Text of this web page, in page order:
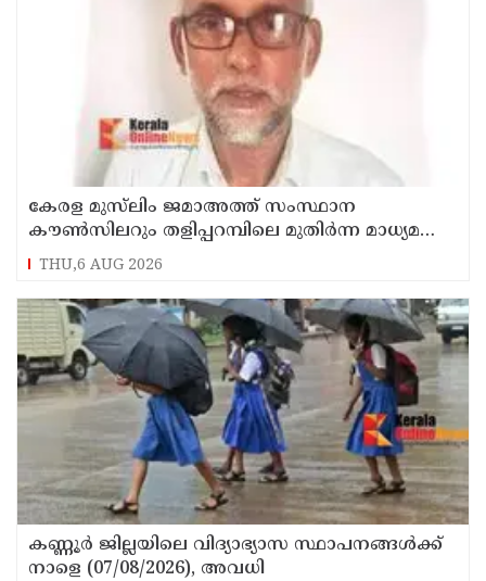
കേരള മുസ്‌ലിം ജമാഅത്ത് സംസ്ഥാന
കൗൺസിലറും തളിപ്പറമ്പിലെ മുതിർന്ന മാധ്യമ
പ്രവർത്തകനുമായ ബി എ അലി മൊഗ്രാൽ
നിര്യാതനായി
THU,6 AUG 2026
കണ്ണൂർ ജില്ലയിലെ വിദ്യാഭ്യാസ സ്ഥാപനങ്ങള്‍ക്ക്
നാളെ (07/08/2026), അവധി